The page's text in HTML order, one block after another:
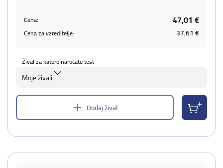
Cena: 47,01 €
Cena za vzreditelje: 37,61 €
Žival za katero naročate test
Moje živali
Dodaj žival